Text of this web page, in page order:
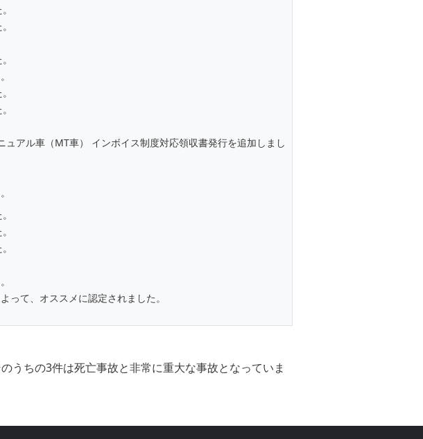
ュアル車（MT車） インボイス制度対応領収書発行を追加しまし
って、オススメに認定されました。
うちの3件は死亡事故と非常に重大な事故となっていま